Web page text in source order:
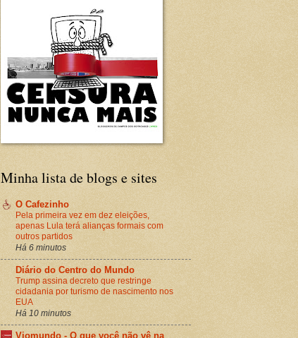
Minha lista de blogs e sites
O Cafezinho
Pela primeira vez em dez eleições,
apenas Lula terá alianças formais com
outros partidos
Há 6 minutos
Diário do Centro do Mundo
Trump assina decreto que restringe
cidadania por turismo de nascimento nos
EUA
Há 10 minutos
Viomundo - O que você não vê na